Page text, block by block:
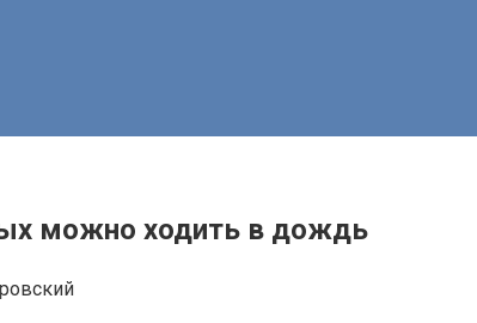
можно ходить в дождь